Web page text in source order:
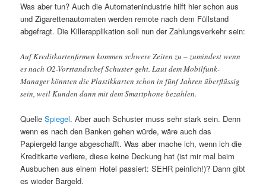
Was aber tun? Auch die Automatenindustrie hilft hier schon aus
und Zigarettenautomaten werden remote nach dem Füllstand
abgefragt. Die Killerapplikation soll nun der Zahlungsverkehr sein:
Auf Kreditkartenfirmen kommen schwere Zeiten zu – zumindest wenn
es nach O2-Vorstandschef Schuster geht. Laut dem Mobilfunk-
Manager könnten die Plastikkarten schon in fünf Jahren überflüssig
sein, weil Kunden dann mit dem Smartphone bezahlen.
QuelleSpiegel. Aber auch Schuster muss sehr stark sein. Denn
wenn es nach den Banken gehen würde, wäre auch das
Papiergeld lange abgeschafft. Was aber mache ich, wenn ich die
Kreditkarte verliere, diese keine Deckung hat (ist mir mal beim
Ausbuchen aus einem Hotel passiert: SEHR peinlich!)? Dann gibt
es wieder Bargeld.